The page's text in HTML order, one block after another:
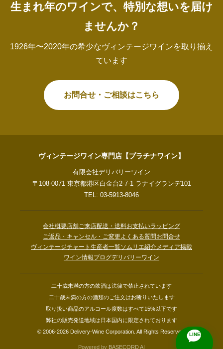
生まれ年のワインで、特別な想いを届け
ませんか？
1926年〜2020年の希少なヴィンテージワインを取り揃え
ています
お問合せ・ご相談はこちら
ヴィンテージワイン専門店【プラチナワイン】
有限会社デリバリーワイン
〒108-0071 東京都港区白金台2-7-1 ラナイグランデ101
TEL: 03-5913-8046
会社概要店舗ご来店配送・送料お支払いラッピング
ご返品・キャンセル・ご変更よくある質問お問合せ
ヴィンテージチャート 生産者一覧ソムリエ紹介メディア掲載
ワイン情報ブログデリバリーワイン
二十歳未満の方の飲酒は法律で禁止されています
二十歳未満の方の酒類のご注文はお断りいたします
取り扱い商品のアルコール度数はすべて15%以下です
弊社の販売発送地域は日本国内に限定されております
© 2006-2026 Delivery-Wine Corporation. All Rights Reserved.
Powered by BASECORD AI
LINE